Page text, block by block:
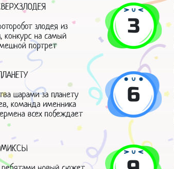
злодея из
конкурс на самый
портрет
3
шарами за планету
команда именника
всех побеждает
6